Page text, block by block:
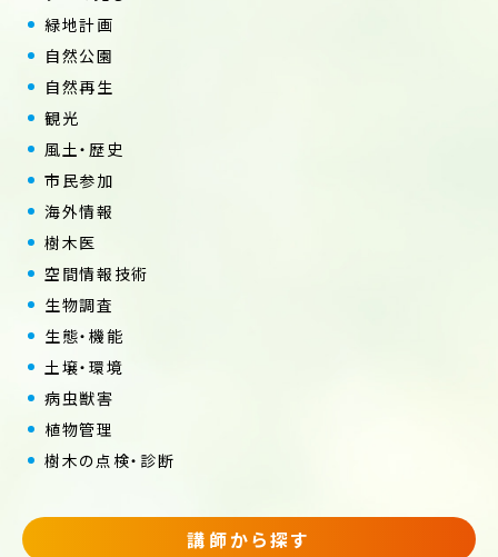
緑地計画
自然公園
自然再生
観光
風土・歴史
市民参加
海外情報
樹木医
空間情報技術
生物調査
生態・機能
土壌・環境
病虫獣害
植物管理
樹木の点検・診断
講師から探す